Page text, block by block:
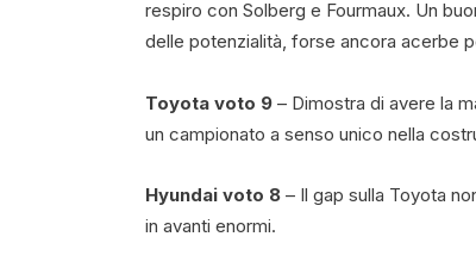
respiro con Solberg e Fourmaux. Un
delle potenzialità, forse ancora acerbe
Toyota voto 9 – Dimostra di avere la
un campionato a senso unico nella
Hyundai voto 8 – Il gap sulla Toyota
in avanti enormi.